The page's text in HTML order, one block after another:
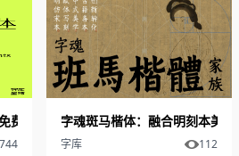
费可商用字体合集字魂斑马楷体：融合明刻本美
字库 112